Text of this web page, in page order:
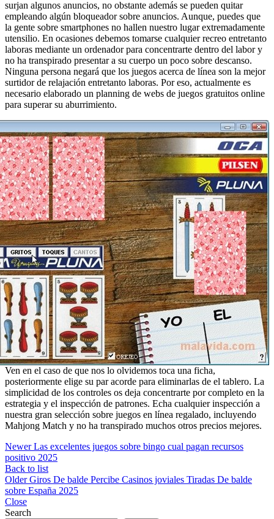
surjan algunos anuncios, no obstante además se pueden quitar
empleando algún bloqueador sobre anuncios. Aunque, puedes que
la gente sobre smartphones no hallen nuestro lugar extremadamente
utensilio. En ocasiones debemos tomarse cualquier recreo entretanto
laboras mediante un ordenador para concentrarte dentro del labor y
no ha transpirado presentar a su cuerpo un poco sobre descanso.
Ninguna persona negará que los juegos acerca de línea son la mejor
surtidor de relajación entretanto laboras. Por eso, actualmente es
necesario elaborado un planning de webs de juegos gratuitos online
para superar su aburrimiento.
Ven en el caso de que nos lo olvidemos toca una ficha,
posteriormente elige su par acorde para eliminarlas de el tablero. La
simplicidad de los controles os deja concentrarte por completo en la
estrategia y el inspección de patrones. Echa cualquier inspección a
nuestra gran selección sobre juegos en línea regalado, incluyendo
Mahjong Match y no ha transpirado muchos otros precios mejores.
Newer Las excelentes juegos sobre bingo cual pagan recursos
positivo 2025
Back to list
Older Giros De balde Percibe Casinos joviales Tiradas De balde
sobre España 2025
Close
Search